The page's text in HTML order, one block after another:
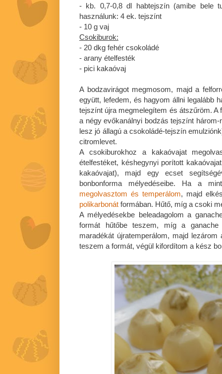
- kb. 0,7-0,8 dl habtejszín (amibe bele
használunk: 4 ek. tejszínt
- 10 g vaj
Csokiburok:
- 20 dkg fehér csokoládé
- arany ételfesték
- pici kakaóvaj
A bodzavirágot megmosom, majd a
együtt, lefedem, és hagyom állni legalább
tejszínt újra megmelegítem és átszűröm.
a négy evőkanálnyi bodzás tejszínt
lesz jó állagú a csokoládé-tejszín
citromlevet.
A csokiburokhoz a kakaóvajat
ételfestéket, késhegynyi porított
kakaóvajat), majd egy ecset
bonbonforma mélyedéseibe. Ha a
megolvasztom és temperálom, majd
polikarbonát formában. Hűtő, míg a csoki
A mélyedésekbe beleadagolom a
formát hűtőbe teszem, míg a
maradékát újratemperálom, majd
teszem a formát, végül kifordítom a kész